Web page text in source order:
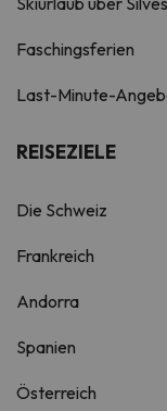
Faschingsferien
Last-Minute-
REISEZIELE
Die Schweiz
Frankreich
Andorra
Spanien
Österreich